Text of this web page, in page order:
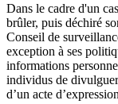
Dans le cadre d'un
brûler, puis déchiré
Conseil de
exception à ses
informations
individus de
d’un acte